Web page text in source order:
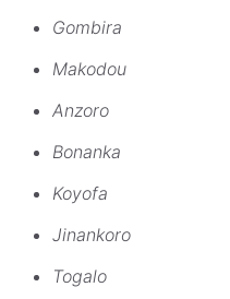
Gombira
Makodou
Anzoro
Bonanka
Koyofa
Jinankoro
Togalo